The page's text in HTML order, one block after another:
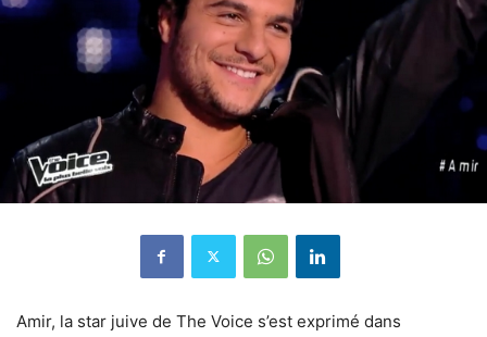
Amir, la star juive de The Voice s’est exprimé dans